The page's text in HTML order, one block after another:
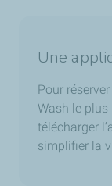
Une
Pour
Wash le plus
télécharger
simplifier la